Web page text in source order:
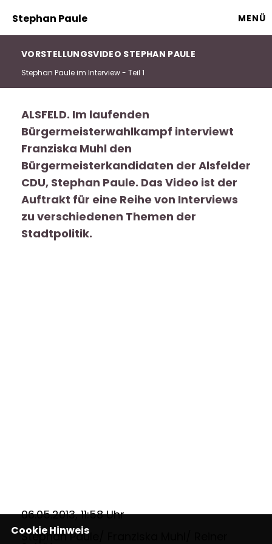
Stephan Paule MENÜ
VORSTELLUNGSVIDEO STEPHAN PAULE
Stephan Paule im Interview - Teil 1
ALSFELD. Im laufenden
Bürgermeisterwahlkampf interviewt
Franziska Muhl den
Bürgermeisterkandidaten der Alsfelder
CDU, Stephan Paule. Das Video ist der
Auftrakt für eine Reihe von Interviews
zu verschiedenen Themen der
Stadtpolitik.
06.05.2013, 11:58 Uhr
Stephan Paule/ Franziska Muhl/ Reiner
Cookie Hinweis